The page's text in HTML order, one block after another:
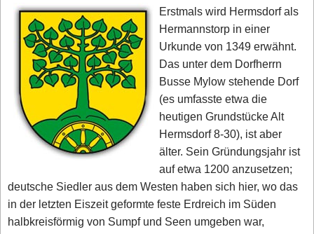
Erstmals wird Hermsdorf als
Hermannstorp in einer
Urkunde von 1349 erwähnt.
Das unter dem Dorfherrn
Busse Mylow stehende Dorf
(es umfasste etwa die
heutigen Grundstücke Alt
Hermsdorf 8-30), ist aber
älter. Sein Gründungsjahr ist
auf etwa 1200 anzusetzen;
deutsche Siedler aus dem Westen haben sich hier, wo das
in der letzten Eiszeit geformte feste Erdreich im Süden
halbkreisförmig von Sumpf und Seen umgeben war,